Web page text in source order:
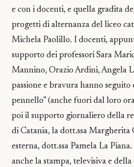
e con i docenti, e quella gradita
progetti di alternanza del liceo
Michela Paolillo. I docenti,
supporto dei professori Sara
Mannino, Orazio Ardini, Angela
passione e bravura hanno seguito
pennello” (anche fuori dal loro
poi il supporto giornaliero della
di Catania, la dott.ssa
esterna, dott.ssa Pamela La
anche la stampa, televisiva e